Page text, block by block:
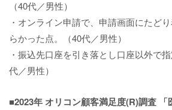
（40代／男性）
・オンライン申請で、申請画面にたど
らかった点。（40代／男性）
・振込先口座を引き落とし口座以外で
代／男性）
■2023年 オリコン顧客満足度(R)調査